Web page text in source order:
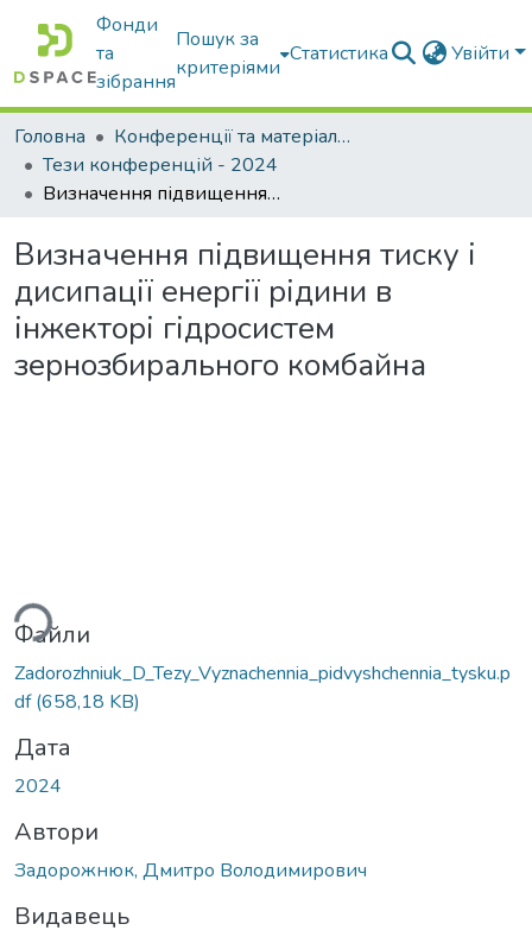
Фонди
та
зібрання
Пошук за
критеріями
Статистика Увійти
Головна
Конференції та матеріали конференцій
Тези конференцій - 2024
Визначення підвищення тиску і дисипації енергії рідини в інжекторі гідросистем зернозбирального комбайна
Визначення підвищення тиску і
дисипації енергії рідини в
інжекторі гідросистем
зернозбирального комбайна
Файли
Zadorozhniuk_D_Tezy_Vyznachennia_pidvyshchennia_tysku.p
df(658,18 KB)
Дата
2024
Автори
Задорожнюк, Дмитро Володимирович
Видавець